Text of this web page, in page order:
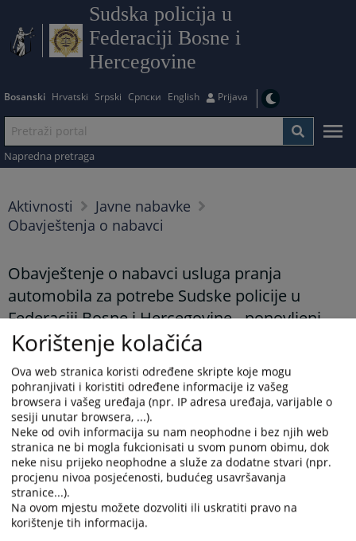
Sudska policija u
Federaciji Bosne i
Hercegovine
Bosanski Hrvatski Srpski Српски English Prijava
Napredna pretraga
Aktivnosti
Javne nabavke
Obavještenja o nabavci
Obavještenje o nabavci usluga pranja
automobila za potrebe Sudske policije u
Federaciji Bosne i Hercegovine - ponovljeni
postupak
02.09.2025.
Prikazana vijest je na: Bosanski jezik
Prateći dokumenti
Obajveštenje
153
Korištenje kolačića
Ova web stranica koristi određene skripte koje mogu
pohranjivati i koristiti određene informacije iz vašeg
browsera i vašeg uređaja (npr. IP adresa uređaja, varijable o
sesiji unutar browsera, ...).
Neke od ovih informacija su nam neophodne i bez njih web
stranica ne bi mogla fukcionisati u svom punom obimu, dok
neke nisu prijeko neophodne a služe za dodatne stvari (npr.
procjenu nivoa posjećenosti, budućeg usavršavanja
stranice...).
Na ovom mjestu možete dozvoliti ili uskratiti pravo na
korištenje tih informacija.